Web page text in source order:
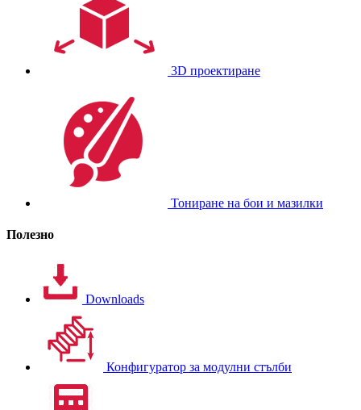
3D проектиране
Тониране на бои и мазилки
Полезно
Downloads
Конфигуратор за модулни стълби